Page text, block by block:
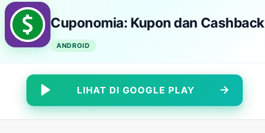
Cuponomia: Kupon dan Cashback
ANDROID
LIHAT DI GOOGLE PLAY